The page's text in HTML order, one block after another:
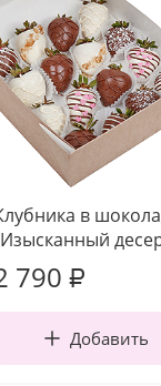
в
790 ₽
Добавить